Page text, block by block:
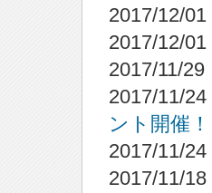
2017/12/01
2017/12/01
2017/11/29
2017/11/24
ント開催！
2017/11/24
2017/11/18